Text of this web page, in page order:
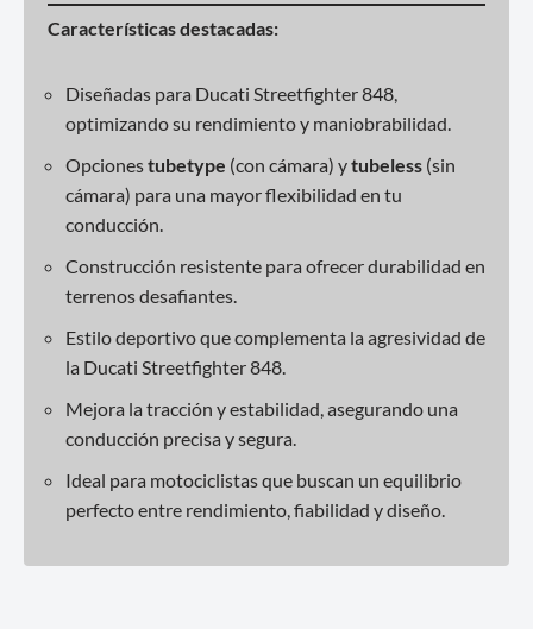
Características destacadas:
Diseñadas para Ducati Streetfighter 848,
optimizando su rendimiento y maniobrabilidad.
Opcionestubetype (con cámara) ytubeless (sin
cámara) para una mayor flexibilidad en tu
conducción.
Construcción resistente para ofrecer durabilidad en
terrenos desafiantes.
Estilo deportivo que complementa la agresividad de
la Ducati Streetfighter 848.
Mejora la tracción y estabilidad, asegurando una
conducción precisa y segura.
Ideal para motociclistas que buscan un equilibrio
perfecto entre rendimiento, fiabilidad y diseño.